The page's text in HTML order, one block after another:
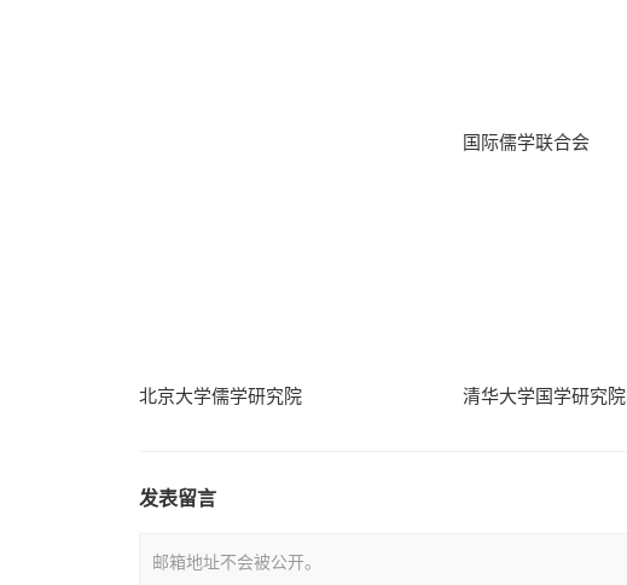
国际儒学联合会
北京大学儒学研究院 清华大学国学研究院
发表留言
邮箱地址不会被公开。